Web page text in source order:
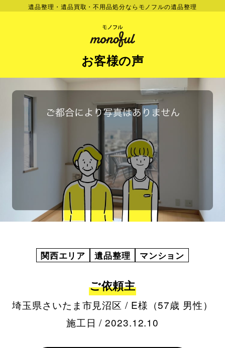
遺品整理・遺品買取・不用品処分ならモノフルの遺品整理
お客様の声
関西エリア 遺品整理 マンション
ご依頼主
埼玉県さいたま市見沼区 / E様（57歳 男性）
施工日 / 2023.12.10